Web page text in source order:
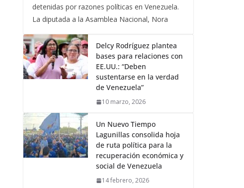
detenidas por razones políticas en Venezuela.
La diputada a la Asamblea Nacional, Nora
Delcy Rodríguez plantea
bases para relaciones con
EE.UU.: “Deben
sustentarse en la verdad
de Venezuela”
10 marzo, 2026
Un Nuevo Tiempo
Lagunillas consolida hoja
de ruta política para la
recuperación económica y
social de Venezuela
14 febrero, 2026